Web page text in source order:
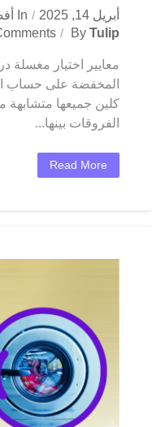
أبريل 14, 2025 In
By Tulip
معايير اختيار مغسلة
المخفضة على حساب
كلين جميعها متشابهة
الفروقات بينها...
Read More